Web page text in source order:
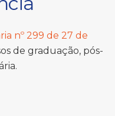
nº 299 de 27 de
de graduação, pós-